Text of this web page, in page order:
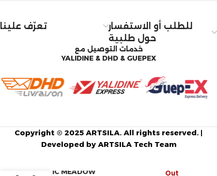
تعرّف علينا
للطلب أو الاستفسار
حول طلبية
خدمات التوصيل مع
YALIDINE & DHD & GUEPEX
Copyright © 2025 ARTSILA. All rights reserved. |
Developed by ARTSILA Tech Team
MYSTIC MEADOW Out